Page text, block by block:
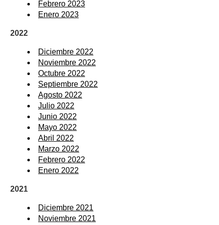
Febrero 2023
Enero 2023
2022
Diciembre 2022
Noviembre 2022
Octubre 2022
Septiembre 2022
Agosto 2022
Julio 2022
Junio 2022
Mayo 2022
Abril 2022
Marzo 2022
Febrero 2022
Enero 2022
2021
Diciembre 2021
Noviembre 2021